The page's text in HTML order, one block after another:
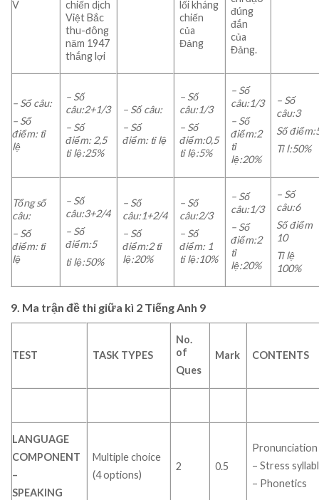
V
chiến dịch
Việt Bắc
thu-đông
năm 1947
thắng lợi
lối kháng
chiến
của
Đảng
đúng
đắn
của
Đảng.
– Số câu:
– Số
điểm: tỉ
lệ
– Số
câu:2+1/3
– Số
điểm: 2,5
tỉ lệ:25%
– Số câu:
– Số
điểm: tỉ lệ
– Số
câu:1/3
– Số
điểm:0,5
tỉ lệ:5%
– Số
câu:1/3
– Số
điểm:2
tỉ
lệ:20%
– Số
câu:3
Số
Tỉ l:50%
Tổng số
câu:
– Số
điểm: tỉ
lệ
– Số
câu:3+2/4
– Số
điểm:5
tỉ lệ:50%
– Số
câu:1+2/4
– Số
điểm:2 tỉ
lệ:20%
– Số
câu:2/3
– Số
điểm: 1
tỉ lệ:10%
– Số
câu:1/3
– Số
điểm:2
tỉ
lệ:20%
– Số
câu:6
Số điểm
10
Tỉ lệ
100%
9. Ma trận đề thi giữa kì 2 Tiếng Anh 9
TEST TASK TYPES
No.
of
Ques
Mark CONTENTS
LANGUAGE
COMPONENT
–
SPEAKING
Multiple choice
(4 options)
2 0.5
Pronunciation
– Stress
– Phonetics